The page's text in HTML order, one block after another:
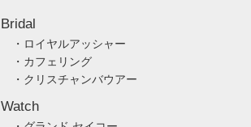
Bridal
・ロイヤルアッシャー
・カフェリング
・クリスチャンバウアー
Watch